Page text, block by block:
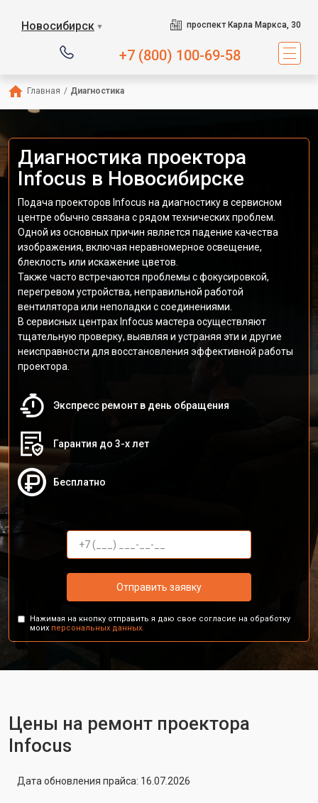
Новосибирск ▼ проспект Карла Маркса, 30
+7 (800) 100-69-58
Главная / Диагностика
Диагностика проектора
Infocus в Новосибирске
Подача проекторов Infocus на диагностику в сервисном
центре обычно связана с рядом технических проблем.
Одной из основных причин является падение качества
изображения, включая неравномерное освещение,
блеклость или искажение цветов.
Также часто встречаются проблемы с фокусировкой,
перегревом устройства, неправильной работой
вентилятора или неполадки с соединениями.
В сервисных центрах Infocus мастера осуществляют
тщательную проверку, выявляя и устраняя эти и другие
неисправности для восстановления эффективной работы
проектора.
Экспресс ремонт в день обращения
Гарантия до 3-х лет
Бесплатно
Отправить заявку
Нажимая на кнопку отправить я даю свое согласие на обработку
моих персональных данных.
Цены на ремонт проектора
Infocus
Дата обновления прайса: 16.07.2026